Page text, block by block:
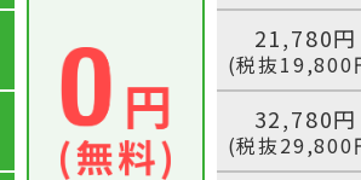
21,780円
(税抜19,800
32,780円
(税抜29,800